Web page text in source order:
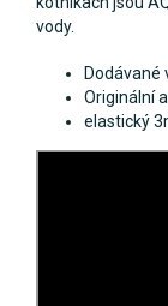
vody.
Dodávané
Originální
elastický